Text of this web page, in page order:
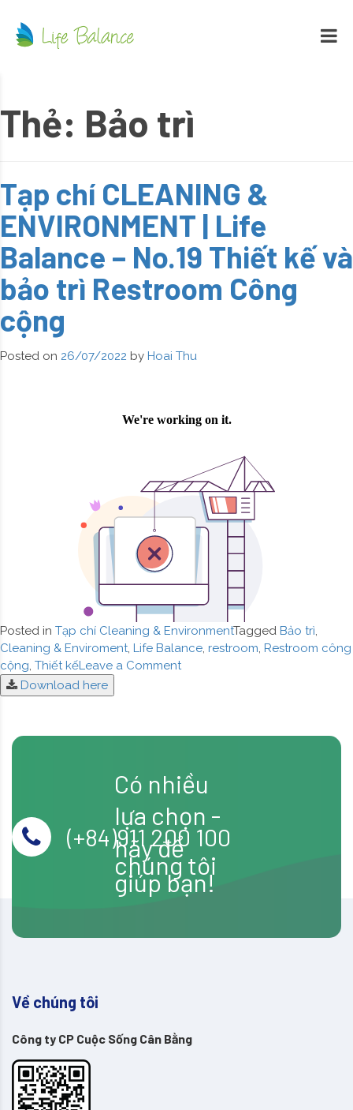
Thẻ: Bảo trì
Tạp chí CLEANING &
ENVIRONMENT | Life
Balance – No.19 Thiết kế và
bảo trì Restroom Công
cộng
Posted on 26/07/2022 by Hoai Thu
Posted in Tạp chí Cleaning & EnvironmentTagged Bảo trì,
Cleaning & Enviroment, Life Balance, restroom, Restroom công
cộng, Thiết kếLeave a Commenton
&
Life
–
No.19
Thiết
kế
và
Restroom
Download here
Có nhiều
lựa chọn -
hãy để
chúng tôi
giúp bạn!
(+84)911 200 100
Về chúng tôi
Công ty CP Cuộc Sống Cân Bằng